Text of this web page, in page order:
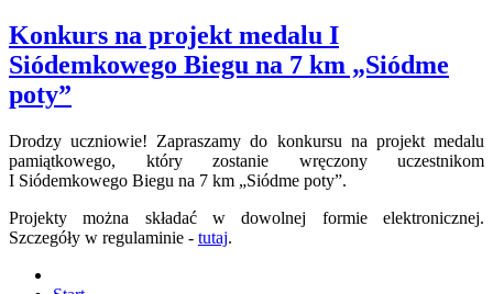
Konkurs na projekt medalu I
Siódemkowego Biegu na 7 km „Siódme
poty”
Drodzy uczniowie! Zapraszamy do konkursu na projekt medalu
pamiątkowego, który zostanie wręczony uczestnikom
I Siódemkowego Biegu na 7 km „Siódme poty”.
Projekty można składać w dowolnej formie elektronicznej.
Szczegóły w regulaminie - tutaj.